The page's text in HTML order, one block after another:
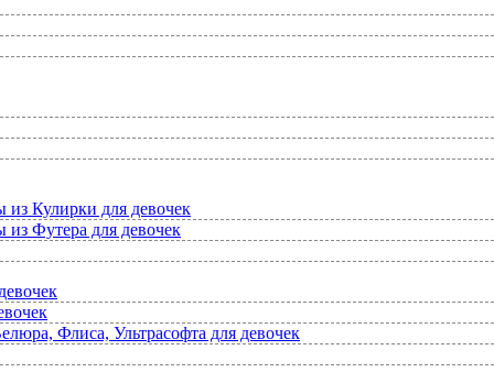
Кулирки для девочек
Футера для девочек
Флиса, Ультрасофта для девочек